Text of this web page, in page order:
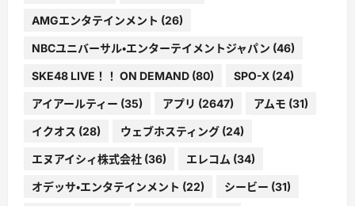
AMGエンタテインメント (26)
NBCユニバーサル・エンターテイメントジャパン (46)
SKE48 LIVE！！ ON DEMAND (80) SPO-X (24)
アイアールティー (35) アプリ (2647) アムモ (31)
イクオス (28) ウェブホスティング (24)
エヌアイシィ株式会社 (36) エレコム (34)
オデッサ・エンタテインメント (22) シービー (31)